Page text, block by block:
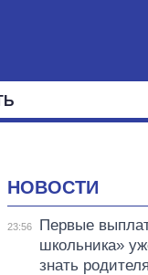
НОВОСТИ
23:56
Первые
школьника»
знать